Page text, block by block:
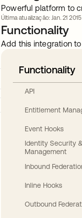
Powerful platform to
Última atualização: Jan. 21 2015
Functionality
Add this integration
Functionality
API
Entitlement
Event Hooks
Identity Security
Management
Inbound
Inline Hooks
Outbound